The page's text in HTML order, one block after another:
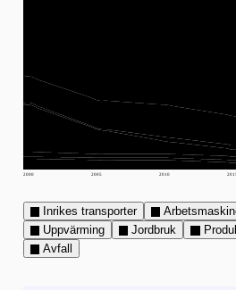
2000 2005 2010
Inrikes transporter
Uppvärming
Jordbruk
Avfall